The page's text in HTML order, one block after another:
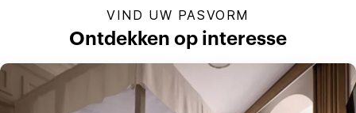
VIND UW PASVORM
Ontdekken op interesse